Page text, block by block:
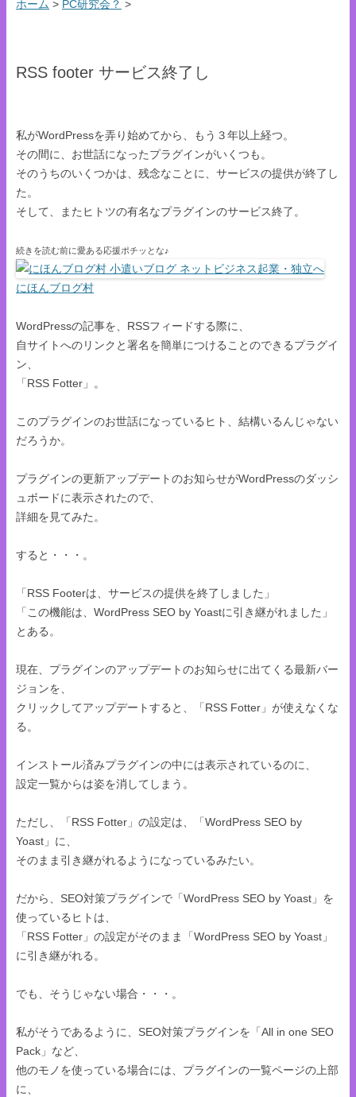
ホーム > PC研究会？ >
RSS footer サービス終了し
私がWordPressを弄り始めてから、もう３年以上経つ。
その間に、お世話になったプラグインがいくつも。
そのうちのいくつかは、残念なことに、サービスの提供が終了し
た。
そして、またヒトツの有名なプラグインのサービス終了。
続きを読む前に愛ある応援ポチッとな♪
にほんブログ村
WordPressの記事を、RSSフィードする際に、
自サイトへのリンクと署名を簡単につけることのできるプラグイ
ン、
「RSS Fotter」。
このプラグインのお世話になっているヒト、結構いるんじゃない
だろうか。
プラグインの更新アップデートのお知らせがWordPressのダッシ
ュボードに表示されたので、
詳細を見てみた。
すると・・・。
「RSS Footerは、サービスの提供を終了しました」
「この機能は、WordPress SEO by Yoastに引き継がれました」
とある。
現在、プラグインのアップデートのお知らせに出てくる最新バー
ジョンを、
クリックしてアップデートすると、「RSS Fotter」が使えなくな
る。
インストール済みプラグインの中には表示されているのに、
設定一覧からは姿を消してしまう。
ただし、「RSS Fotter」の設定は、「WordPress SEO by
Yoast」に、
そのまま引き継がれるようになっているみたい。
だから、SEO対策プラグインで「WordPress SEO by Yoast」を
使っているヒトは、
「RSS Fotter」の設定がそのまま「WordPress SEO by Yoast」
に引き継がれる。
でも、そうじゃない場合・・・。
私がそうであるように、SEO対策プラグインを「All in one SEO
Pack」など、
他のモノを使っている場合には、プラグインの一覧ページの上部
に、